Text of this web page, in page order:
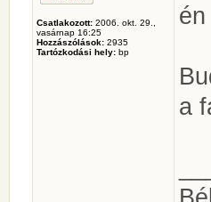
Csatlakozott: 2006. okt. 29.,
vasárnap 16:25
Hozzászólások: 2935
Tartózkodási hely: bp
a